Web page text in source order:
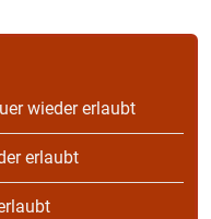
wieder erlaubt
erlaubt